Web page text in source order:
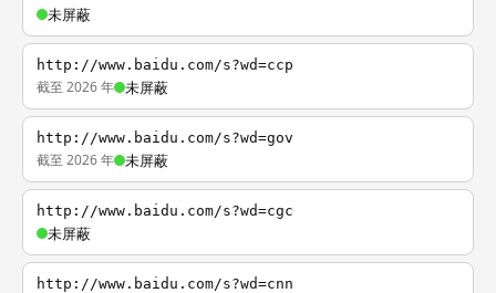
未屏蔽
http://www.baidu.com/s?wd=ccp
截至 2026 年 未屏蔽
http://www.baidu.com/s?wd=gov
截至 2026 年 未屏蔽
http://www.baidu.com/s?wd=cgc
未屏蔽
http://www.baidu.com/s?wd=cnn